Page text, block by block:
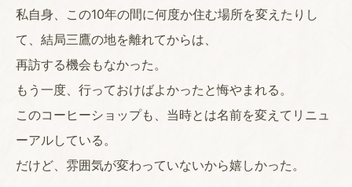
私自身、この10年の間に何度か住む場所を変えたりし
て、結局三鷹の地を離れてからは、
再訪する機会もなかった。
もう一度、行っておけばよかったと悔やまれる。
このコーヒーショップも、当時とは名前を変えてリニュ
ーアルしている。
だけど、雰囲気が変わっていないから嬉しかった。